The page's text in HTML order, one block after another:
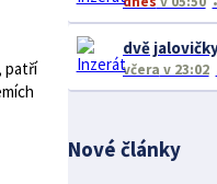
patří
dvě
včera v 23:02
Nové články